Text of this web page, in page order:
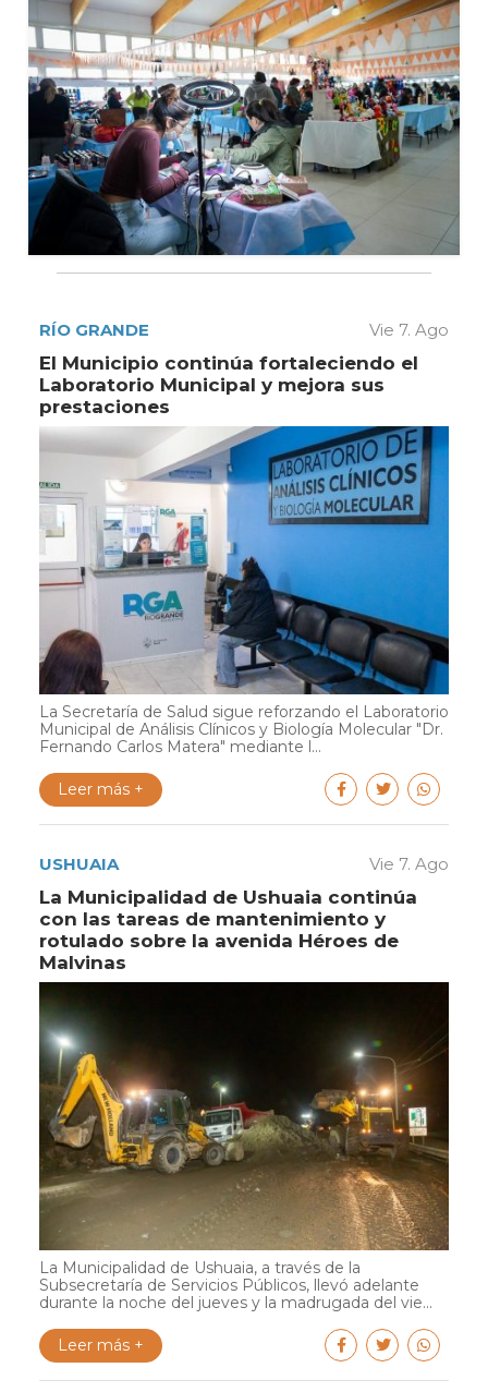
RÍO GRANDE Vie 7. Ago
El Municipio continúa fortaleciendo el
Laboratorio Municipal y mejora sus
prestaciones
La Secretaría de Salud sigue reforzando el Laboratorio
Municipal de Análisis Clínicos y Biología Molecular "Dr.
Fernando Carlos Matera" mediante l...
Leer más +
USHUAIA Vie 7. Ago
La Municipalidad de Ushuaia continúa
con las tareas de mantenimiento y
rotulado sobre la avenida Héroes de
Malvinas
La Municipalidad de Ushuaia, a través de la
Subsecretaría de Servicios Públicos, llevó adelante
durante la noche del jueves y la madrugada del vie...
Leer más +